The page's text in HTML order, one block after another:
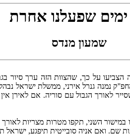
ימים שפעלנו אחרת
שמעון מנדס
הצביעו על כך, שהצוות הזה ערך
נמנה גנרל אירני, ממשלת ישראל
לאורך הגבול עם סוריה. אם לאירן
וחיל התותחנים שלנו במישור השני, תקפו
שם. ואם אניה סובייטית תיפגע,